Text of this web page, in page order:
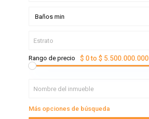
Baños min
Rango de precio $ 0 to $ 5.500.000.000
Más opciones de búsqueda